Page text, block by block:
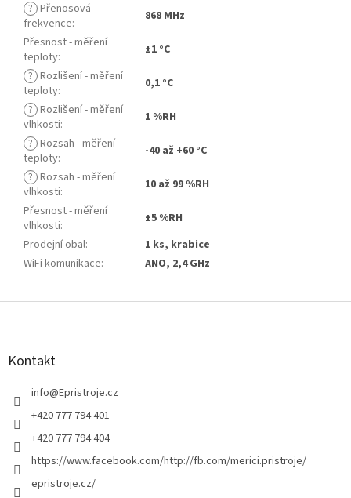
? Přenosová
frekvence:
868 MHz
Přesnost - měření
teploty:
±1 °C
? Rozlišení - měření
teploty:
0,1 °C
? Rozlišení - měření
vlhkosti:
1 %RH
? Rozsah - měření
teploty:
-40 až +60 °C
? Rozsah - měření
vlhkosti:
10 až 99 %RH
Přesnost - měření
vlhkosti:
±5 %RH
Prodejní obal:
1 ks, krabice
WiFi komunikace: ANO, 2,4 GHz
Z
Kontakt
info@Epristroje.cz
+420 777 794 401
+420 777 794 404
https://www.facebook.com/http://fb.com/merici.pristroje/
epristroje.cz/